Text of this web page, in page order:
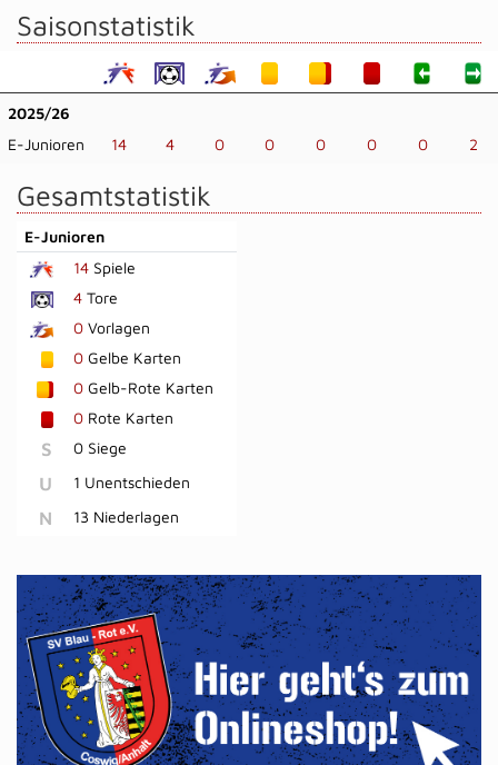
Saisonstatistik
2025/26
E-Junioren
14 4 0 0 0 0 0 2
Gesamtstatistik
E-Junioren
14 Spiele
4 Tore
0 Vorlagen
0 Gelbe Karten
0 Gelb-Rote Karten
0 Rote Karten
S 0 Siege
U 1 Unentschieden
N 13 Niederlagen